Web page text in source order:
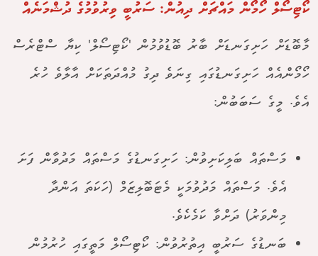
ކޯޓިސޯލް ހޯމޯން މައްޗަށް ދިއުން: ސަރުބީ ވިރުވުމުގެ ދުޝްމަނެއް
މާބޮޑަށް ހަށިގަނޑަށް ބާރު ބޮޑުވުމުން 'ކޯޓިސޯލް' ކިޔާ ސްޓްރެސް
ހޯމޯންއެއް ހަށިގަނޑުގައި ގިނަވެ ދިގު މުއްދަތަކަށް އާލާވެ ހުރެ
އެވެ. މީގެ ސަބަބުން:
މަސްތައް ބަލިކަށިވުން: ހަށިގަނޑުގެ މަސްތައް މަދުވާން ފަށަ
އެވެ. މަސްތައް މަދުވުމަކީ މެޓަބޮލިޒަމް (ހަކަތަ އަންދާ
މިންވަރު) ދަށްވާ ކަމެކެވެ.
ބަނޑުގެ ސަރުބީ އިތުރުވުން: ކޯޓިސޯލް މަތީގައި ހުރުމުން